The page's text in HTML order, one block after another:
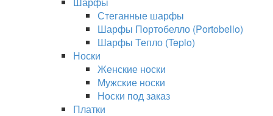
Стеганные шарфы
Шарфы Портобелло (Portobello)
Шарфы Тепло (Teplo)
Носки
Женские носки
Мужские носки
Носки под заказ
Платки